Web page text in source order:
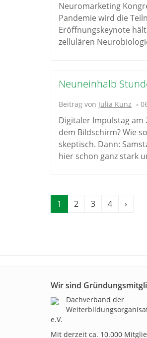
Neuromarketing
Pandemie wird die
Eröffnungskeynote
zellulären
Neuneinhalb
Beitrag von Julia Kunz
Digitaler Impulstag am
dem Bildschirm? Wie
skeptisch. Dann:
hier schon ganz stark
1 2 3 4 ›
Wir sind
Dachverband der
e.V.
Mit derzeit ca. 10.000